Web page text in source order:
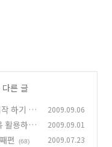
른 글
하기
(1
2009.09.06
활용하기
2009.09.01
편 (68) 2009.07.23